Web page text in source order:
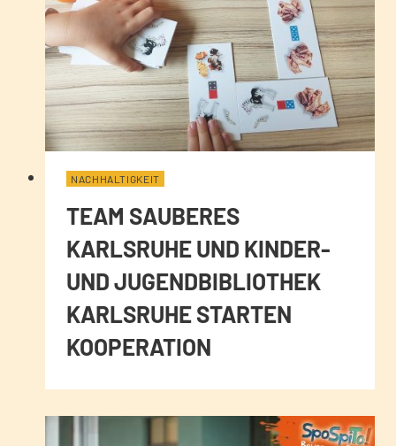
NACHHALTIGKEIT
TEAM SAUBERES
KARLSRUHE UND KINDER-
UND JUGENDBIBLIOTHEK
KARLSRUHE STARTEN
KOOPERATION